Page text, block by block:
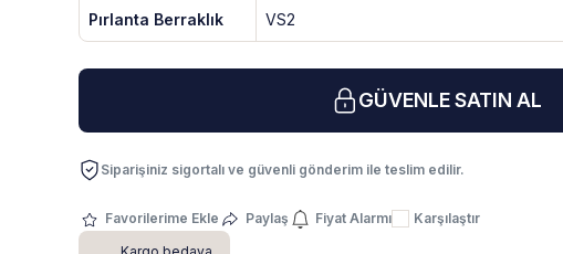
Pırlanta Berraklık VS2
GÜVENLE SATIN AL
Siparişiniz sigortalı ve güvenli gönderim ile teslim edilir.
Paylaş Fiyat Alarmı
Karşılaştır